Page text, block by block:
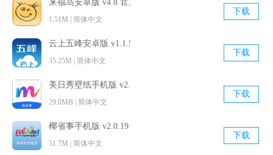
来福岛安卓版 v4.8 官方免费版
1.51M | 简体中文
下载
云上五峰安卓版 v1.1.5 最新免费版
35.25M | 简体中文
下载
美日秀壁纸手机版 v2.0.2 官方最新版
29.0MB | 简体中文
下载
椰省事手机版 v2.0.19 官方最新版
51.7M | 简体中文
下载